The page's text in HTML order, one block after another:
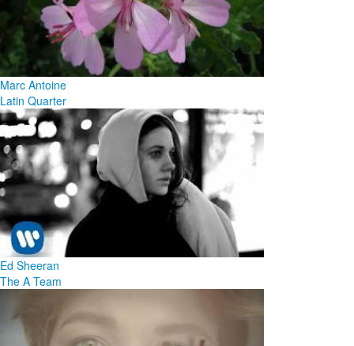
Marc Antoine
Latin Quarter
Ed Sheeran
The A Team